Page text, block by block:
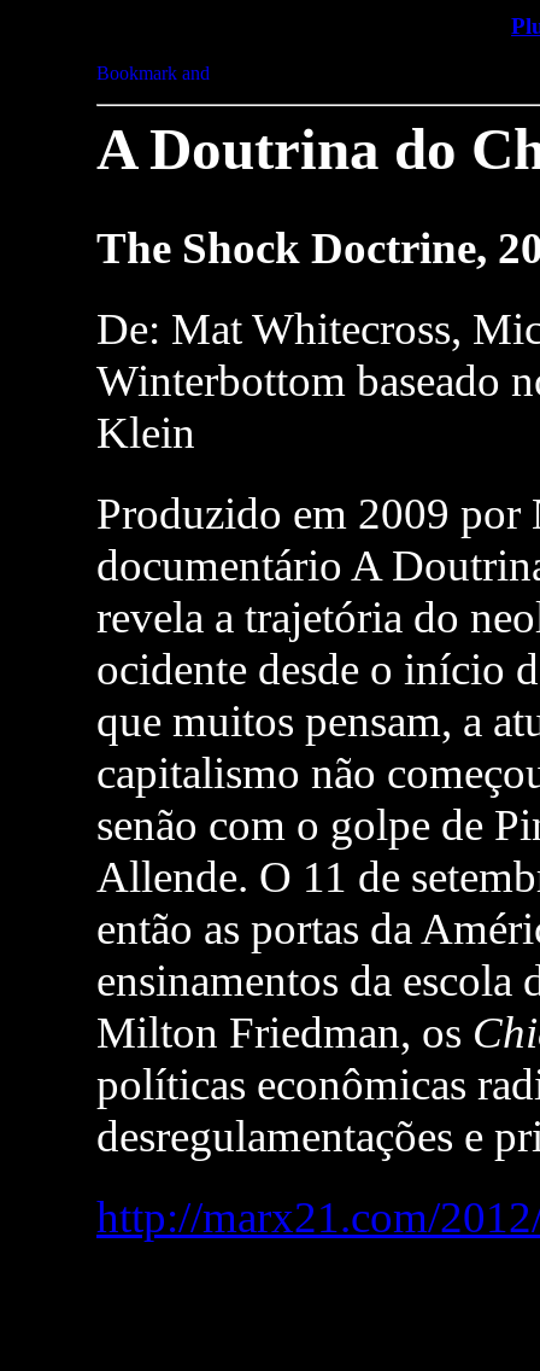
A Doutrina do
The Shock Doctrine,
De: Mat Whitecross,
Winterbottom baseado
Klein
Produzido em 2009
documentário A
revela a trajetória do
ocidente desde o início
que muitos pensam, a
capitalismo não
senão com o golpe de
Allende. O 11 de
então as portas da
ensinamentos da
Milton Friedman, os
políticas econômicas
desregulamentações e
http://marx21.com/